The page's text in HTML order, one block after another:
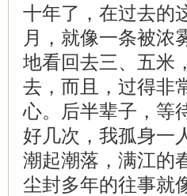
十年了，在过去的
月，就像一条被浓
地看回去三、五米
去，而且，过得非
心。后半辈子，等
好几次，我孤身一
潮起潮落，满江的
尘封多年的往事就